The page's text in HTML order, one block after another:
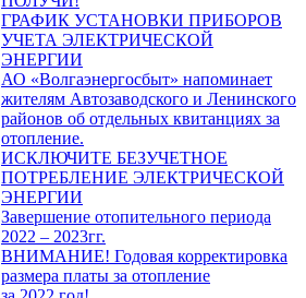
ГРАФИК УСТАНОВКИ ПРИБОРОВ
УЧЕТА ЭЛЕКТРИЧЕСКОЙ
ЭНЕРГИИ
АО «Волгаэнергосбыт» напоминает
жителям Автозаводского и Ленинского
районов об отдельных квитанциях за
отопление.
ИСКЛЮЧИТЕ БЕЗУЧЕТНОЕ
ПОТРЕБЛЕНИЕ ЭЛЕКТРИЧЕСКОЙ
ЭНЕРГИИ
Завершение отопительного периода
2022 – 2023гг.
ВНИМАНИЕ! Годовая корректировка
размера платы за отопление